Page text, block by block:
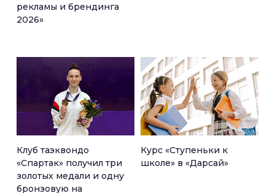
рекламы и брендинга
2026»
Клуб таэквондо
«Спартак» получил три
золотых медали и одну
бронзовую на
Курс «Ступеньки к
школе» в «Дарсай»